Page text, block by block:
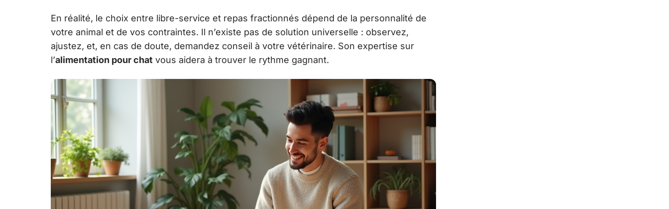
En réalité, le choix entre libre-service et repas fractionnés dépend de la personnalité de
votre animal et de vos contraintes. Il n’existe pas de solution universelle : observez,
ajustez, et, en cas de doute, demandez conseil à votre vétérinaire. Son expertise sur
l’alimentation pour chat vous aidera à trouver le rythme gagnant.